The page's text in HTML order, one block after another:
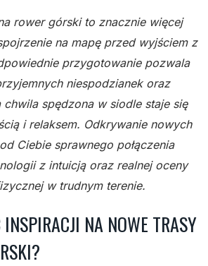
rower górski to znacznie więcej
na mapę przed wyjściem z
przygotowanie pozwala
niespodzianek oraz
spędzona w siodle staje się
i relaksem. Odkrywanie nowych
Ciebie sprawnego połączenia
z intuicją oraz realnej oceny
w trudnym terenie.
NA NOWE TRASY